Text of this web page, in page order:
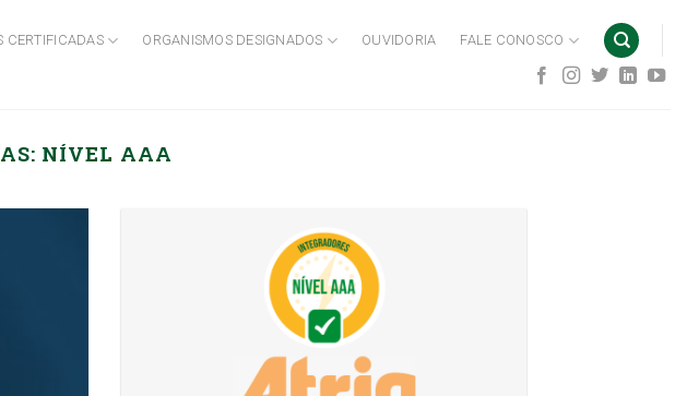
CERTIFICADAS ORGANISMOS DESIGNADOS OUVIDORIA FALE CONOSCO
NÍVEL AAA